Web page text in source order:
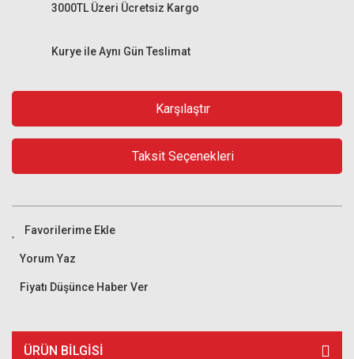
Kurye ile Aynı Gün Teslimat
3000TL Üzeri Ücretsiz Kargo
Karşılaştır
Taksit Seçenekleri
Yorum Yaz
Fiyatı Düşünce Haber Ver
ÜRÜN BILGISI